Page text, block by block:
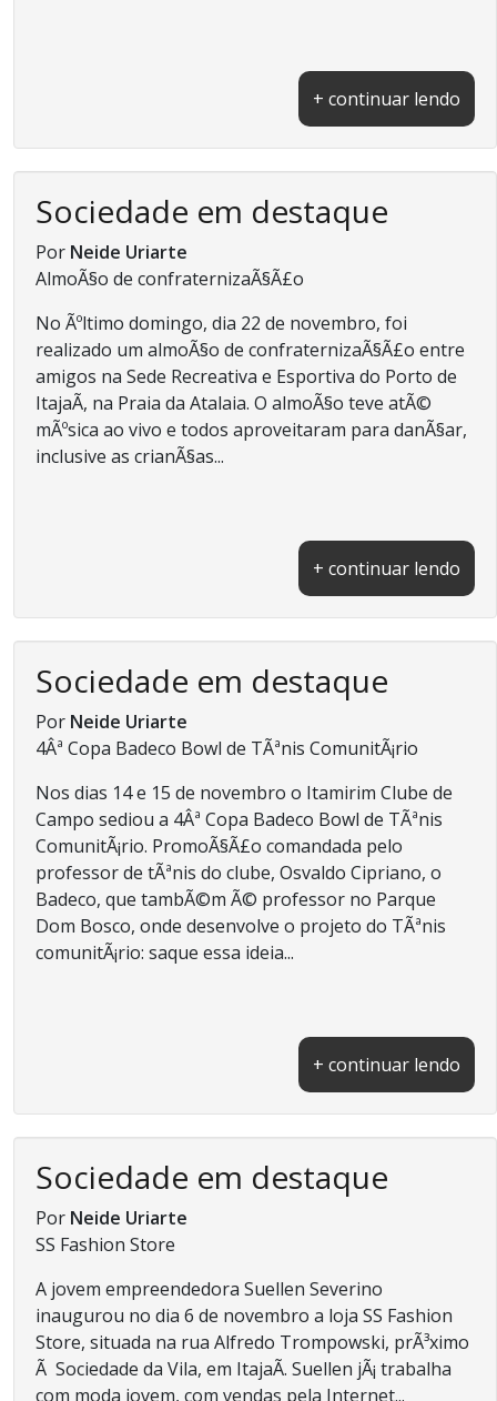
+ continuar lendo
Sociedade em destaque
Por Neide Uriarte
AlmoÃ§o de confraternizaÃ§Ã£o
No Ãºltimo domingo, dia 22 de novembro, foi
realizado um almoÃ§o de confraternizaÃ§Ã£o entre
amigos na Sede Recreativa e Esportiva do Porto de
ItajaÃ­, na Praia da Atalaia. O almoÃ§o teve atÃ©
mÃºsica ao vivo e todos aproveitaram para danÃ§ar,
inclusive as crianÃ§as...
+ continuar lendo
Sociedade em destaque
Por Neide Uriarte
4Âª Copa Badeco Bowl de TÃªnis ComunitÃ¡rio
Nos dias 14 e 15 de novembro o Itamirim Clube de
Campo sediou a 4Âª Copa Badeco Bowl de TÃªnis
ComunitÃ¡rio. PromoÃ§Ã£o comandada pelo
professor de tÃªnis do clube, Osvaldo Cipriano, o
Badeco, que tambÃ©m Ã© professor no Parque
Dom Bosco, onde desenvolve o projeto do TÃªnis
comunitÃ¡rio: saque essa ideia...
+ continuar lendo
Sociedade em destaque
Por Neide Uriarte
SS Fashion Store
A jovem empreendedora Suellen Severino
inaugurou no dia 6 de novembro a loja SS Fashion
Store, situada na rua Alfredo Trompowski, prÃ³ximo
Ã Sociedade da Vila, em ItajaÃ­. Suellen jÃ¡ trabalha
com moda jovem, com vendas pela Internet...